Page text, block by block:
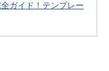
ガイド！テンプレー